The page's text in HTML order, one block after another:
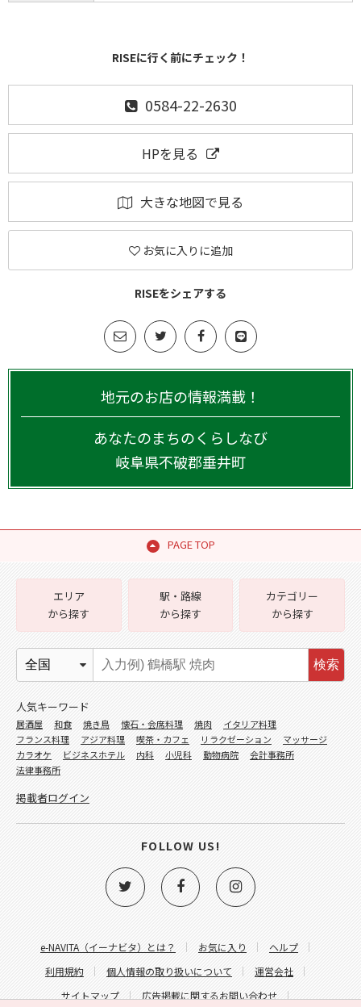
RISEに行く前にチェック！
0584-22-2630
HPを見る
大きな地図で見る
お気に入りに追加
RISEをシェアする
地元のお店の情報満載！
あなたのまちのくらしなび
岐阜県不破郡垂井町
PAGE TOP
e-NAVITA（イーナビタ）とは？ お気に入り
ヘルプ
利用規約
個人情報の取り扱いについて
運営会社
サイトマップ
広告掲載に関するお問い合わせ
エリア
から探す
駅・路線
から探す
カテゴリー
から探す
検索
人気キーワード
居酒屋 和食 焼き鳥 懐石・会席料理 焼肉
イタリア料理
フランス料理
アジア料理 喫茶・カフェ リラクゼーション
マッサージ
カラオケ
ビジネスホテル 内科 小児科 動物病院
会計事務所
法律事務所
掲載者ログイン
FOLLOW US!